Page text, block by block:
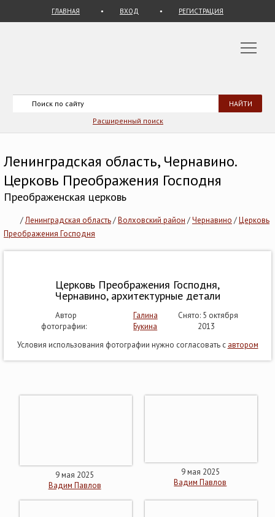
ГЛАВНАЯ ВХОД РЕГИСТРАЦИЯ
Расширенный поиск
Ленинградская область, Чернавино.
Церковь Преображения Господня
Преображенская церковь
/Ленинградская область/Волховский район /Чернавино /Церковь
Преображения Господня
Церковь Преображения Господня,
Чернавино, архитектурные детали
Автор
фотографии:
Галина
Букина
Снято: 5 октября
2013
Условия использования фотографии нужно согласовать с автором
9 мая 2025
Вадим Павлов
9 мая 2025
Вадим Павлов